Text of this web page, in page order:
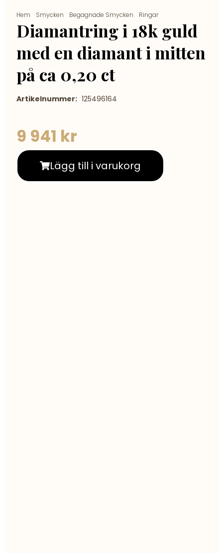
Hem Smycken Begagnade Smycken Ringar/ Diamantring i
18k guld med en diamant i mitten på ca 0,20 ct
Diamantring i 18k guld
med en diamant i mitten
på ca 0,20 ct
Artikelnummer: 125496164
9 941 kr
Lägg till i varukorg